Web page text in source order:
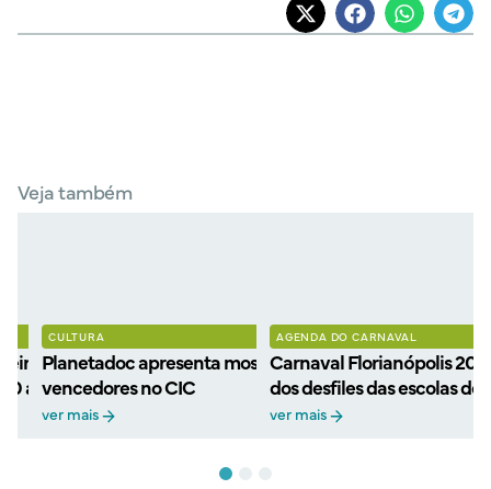
Veja também
filmes
anos com retorno ao
CULTURA
Planetadoc apresenta mostra gratuita de filmes
vencedores no CIC
ver mais
AGENDA DO CARNAVAL
Carnaval Florianópolis
dos desfiles das escolas de
ver mais